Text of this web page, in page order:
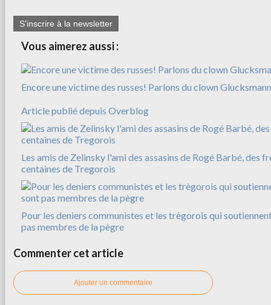
S'inscrire à la newsletter
Vous aimerez aussi :
Encore une victime des russes! Parlons du clown Glucksmann
Article publié depuis Overblog
Les amis de Zelinsky l'ami des assasins de Rogé Barbé, des
centaines de Tregorois
Pour les deniers communistes et les trègorois qui
pas membres de la pègre
Commenter cet article
Ajouter un commentaire